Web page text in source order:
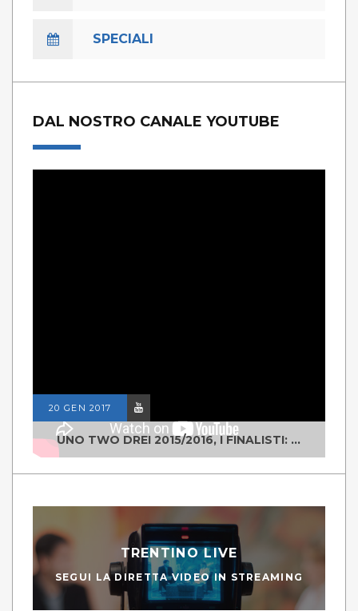
SPECIALI
DAL NOSTRO CANALE YOUTUBE
20 GEN 2017
UNO TWO DREI 2015/2016, I FINALISTI: CLASSE IV ALS ISTITUTO "DEGASPERI" BORGO VALSUGANA
TRENTINO LIVE
SEGUI LA DIRETTA VIDEO IN STREAMING